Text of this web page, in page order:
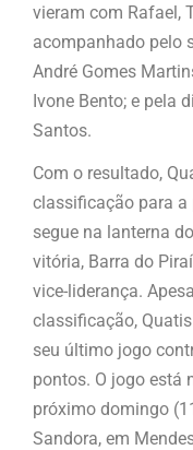
vieram com Rafael,
acompanhado pelo
André Gomes
Ivone Bento; e pela
Santos.
Com o resultado,
classificação para
segue na lanterna
vitória, Barra do
vice-liderança.
classificação,
seu último jogo
pontos. O jogo está
próximo domingo
Sandora, em